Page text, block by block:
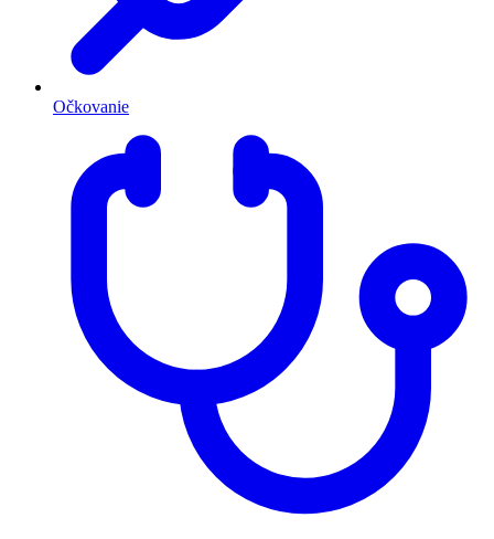
Očkovanie